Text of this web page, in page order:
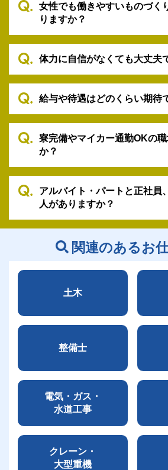
女性でも働きやすいものづく
りますか？
体力に自信がなくても大丈夫
給与や待遇はどのくらい期待
寮完備やマイカー通勤OKの
か？
アルバイト・パートと正社員
人がありますか？
関連のあるお
土木
整備士
電気・ガス・
水道工事
クレーン・
大型重機